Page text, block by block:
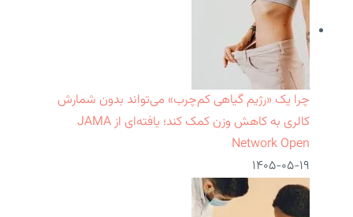
چرا یک «رژیم گیاهی کم‌چرب» می‌تواند بدون شمارش
کالری به کاهش وزن کمک کند؛ یافته‌ای از JAMA
Network Open
۱۴۰۵-۰۵-۱۹